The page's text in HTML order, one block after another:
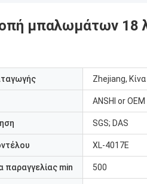
μπαλωμάτων 18
Zhejiang, Κίνα
ANSHI or OEM
SGS; DAS
XL-4017E
παραγγελίας min 500